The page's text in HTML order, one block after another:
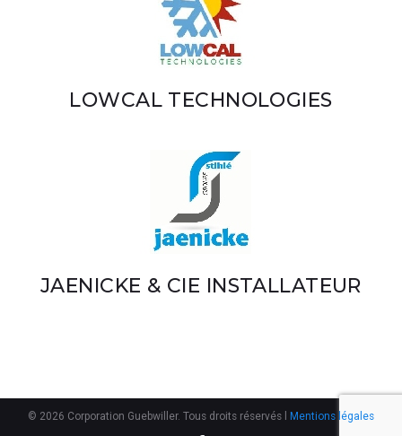
LOWCAL TECHNOLOGIES
JAENICKE & CIE INSTALLATEUR
© 2026 Corporation Guebwiller. Tous droits réservés l Mentions légales